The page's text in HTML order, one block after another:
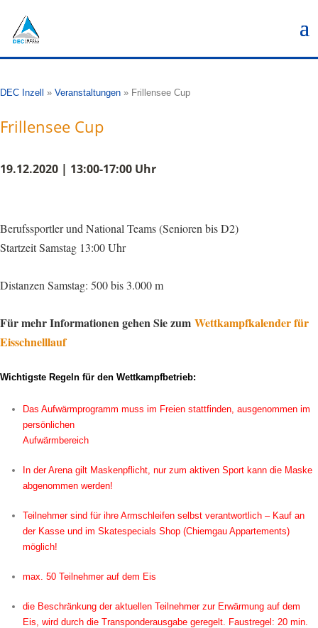
DEC Inzell » Veranstaltungen » Frillensee Cup
Frillensee Cup
19.12.2020 | 13:00-17:00 Uhr
Berufssportler und National Teams (Senioren bis D2)
Startzeit Samstag 13:00 Uhr
Distanzen Samstag: 500 bis 3.000 m
Für mehr Informationen gehen Sie zum Wettkampfkalender für
Eisschnelllauf
Wichtigste Regeln für den Wettkampfbetrieb:
Das Aufwärmprogramm muss im Freien stattfinden, ausgenommen im
persönlichen
Aufwärmbereich
In der Arena gilt Maskenpflicht, nur zum aktiven Sport kann die Maske
abgenommen werden!
Teilnehmer sind für ihre Armschleifen selbst verantwortlich – Kauf an
der Kasse und im Skatespecials Shop (Chiemgau Appartements)
möglich!
max. 50 Teilnehmer auf dem Eis
die Beschränkung der aktuellen Teilnehmer zur Erwärmung auf dem
Eis, wird durch die Transponderausgabe geregelt. Faustregel: 20 min.